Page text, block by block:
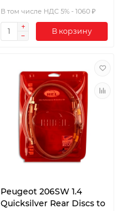
В том числе НДС 5% - 1060 ₽
В корзину
Peugeot 206SW 1.4
Quicksilver Rear Discs to